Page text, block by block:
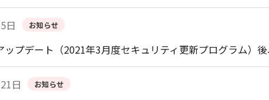
日 お知らせ
プデート（2021年3月度セキュリティ更新プログラム）
日 お知らせ